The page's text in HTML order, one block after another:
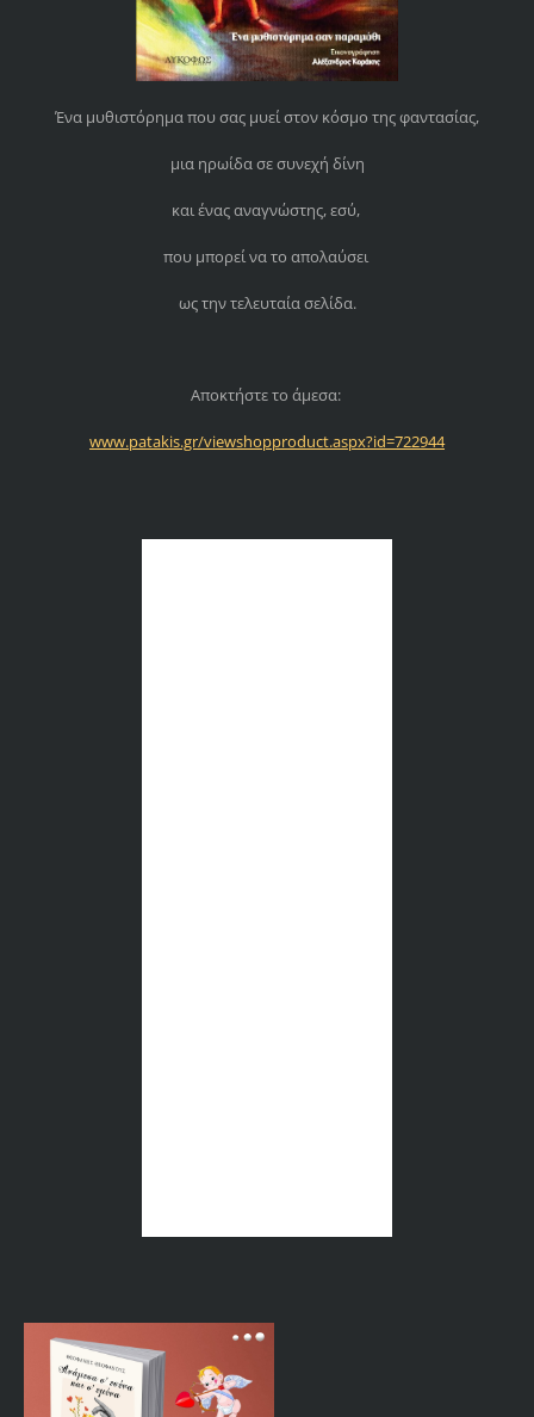
Ένα μυθιστόρημα που σας μυεί στον κόσμο της φαντασίας,
μια ηρωίδα σε συνεχή δίνη
και ένας αναγνώστης, εσύ,
που μπορεί να το απολαύσει
ως την τελευταία σελίδα.
Αποκτήστε το άμεσα:
www.patakis.gr/viewshopproduct.aspx?id=722944